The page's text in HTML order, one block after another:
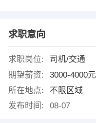
求职意向
求职岗位:
司机/交通
期望薪资:
3000-4000元
所在地点:
不限区域
发布时间:
08-07